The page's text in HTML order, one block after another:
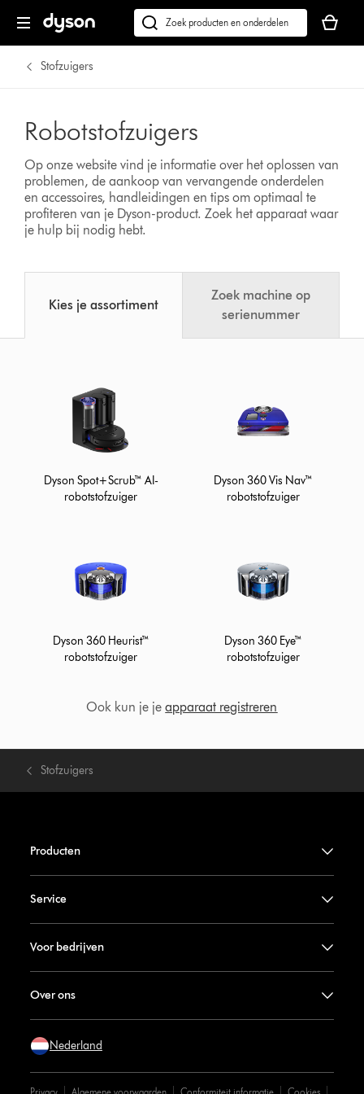
Zoek
op
is
Stofzuigers
Robotstofzuigers
Op onze website vind je informatie over het oplossen van
problemen, de aankoop van vervangende onderdelen
en accessoires, handleidingen en tips om optimaal te
profiteren van je Dyson-product.Zoek het apparaat waar
je hulp bij nodig hebt.
Kies je assortiment
Zoek machine op
serienummer
Dyson Spot+Scrub™ AI-
robotstofzuiger
Dyson 360 Vis Nav™
robotstofzuiger
Dyson 360 Heurist™
robotstofzuiger
Dyson 360 Eye™
robotstofzuiger
Ook kun je jeapparaat registreren
Stofzuigers
Producten
Service
Voor bedrijven
Over ons
Nederland